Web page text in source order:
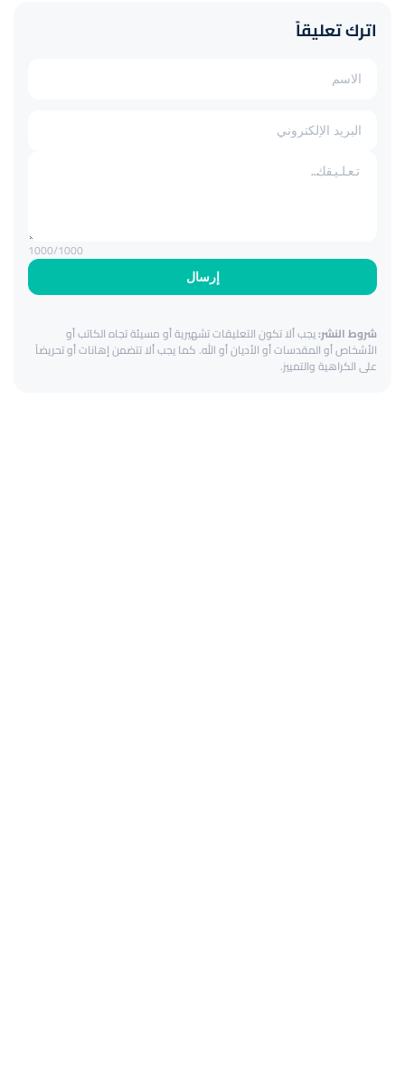
اترك تعليقاً
إرسال
1000/1000
شروط النشر:يجب ألا تكون التعليقات تشهيرية أو مسيئة تجاه الكاتب أو
الأشخاص أو المقدسات أو الأديان أو الله. كما يجب ألا تتضمن إهانات أو تحريضاً
على الكراهية والتمييز.